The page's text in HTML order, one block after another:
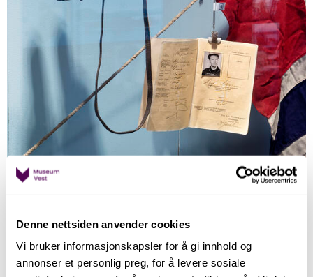
Denne nettsiden anvender cookies
Vi bruker informasjonskapsler for å gi innhold og
annonser et personlig preg, for å levere sosiale
Museet viser sjeldne gjenstandar frå ei bygd som vart
utsletta, og ein kan sjå autentiske bilete frå folk på